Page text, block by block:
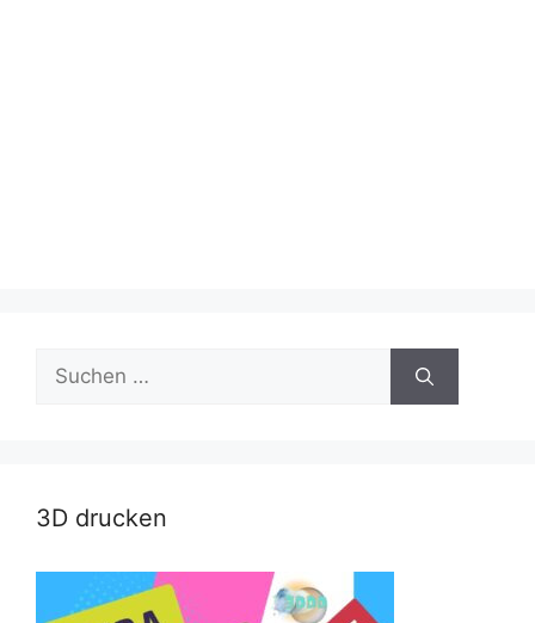
Suche
nach:
3D drucken